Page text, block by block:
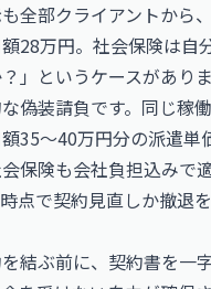
全部クライアントから
28万円。社会保険は自
」というケースがありま
偽装請負です。同じ稼
35〜40万円分の派遣単
保険も会社負担込みで
点で契約見直しか撤退
結ぶ前に、契約書を一